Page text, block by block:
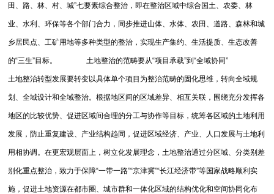
田、路、林、村、城”七要素综合整治，即在整治区域中综合国土、农委、林
业、水利、环保等各个部门合力，同步推进山体、水体、农田、道路、森林和城
乡居民点、工矿用地等多种类型的整治，实现生产集约、生活提质、生态改善
的“三生”目标。 土地整治的范畴要从“项目承载”到“全域协同”
土地整治转型发展要转变以具体单个项目为整治范畴的固化思维，转向全域规
划、全域设计和全域整治。根据地区间的区域差异、相互关联，围绕充分发挥各
地区的比较优势、促进区域间合理的分工与协作等目标，统筹各区域的土地利用
发展，防止重复建设、产业结构趋同，促进区域经济、产业、人口发展与土地利
用相协调。在更宏观层面上，树立化发展理念，土地整治通过分区域、分类别差
别化重点整治，致力于保障“一带一路”“京津冀”“长江经济带”等国家战略顺利实
施，促进土地资源在都市圈、城市群和一体化区域的结构优化和空间协同化布